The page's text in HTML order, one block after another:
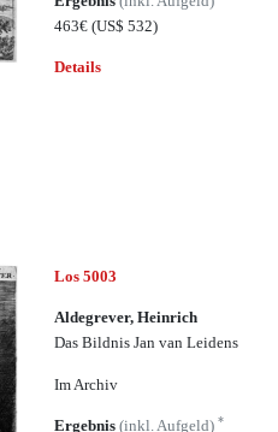
463€(US$ 532)
Details
Los 5003
Aldegrever, Heinrich
Das Bildnis Jan van Leidens
Im Archiv
Ergebnis(inkl. Aufgeld)*